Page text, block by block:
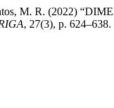
M. R. (2022)
, 27(3), p.